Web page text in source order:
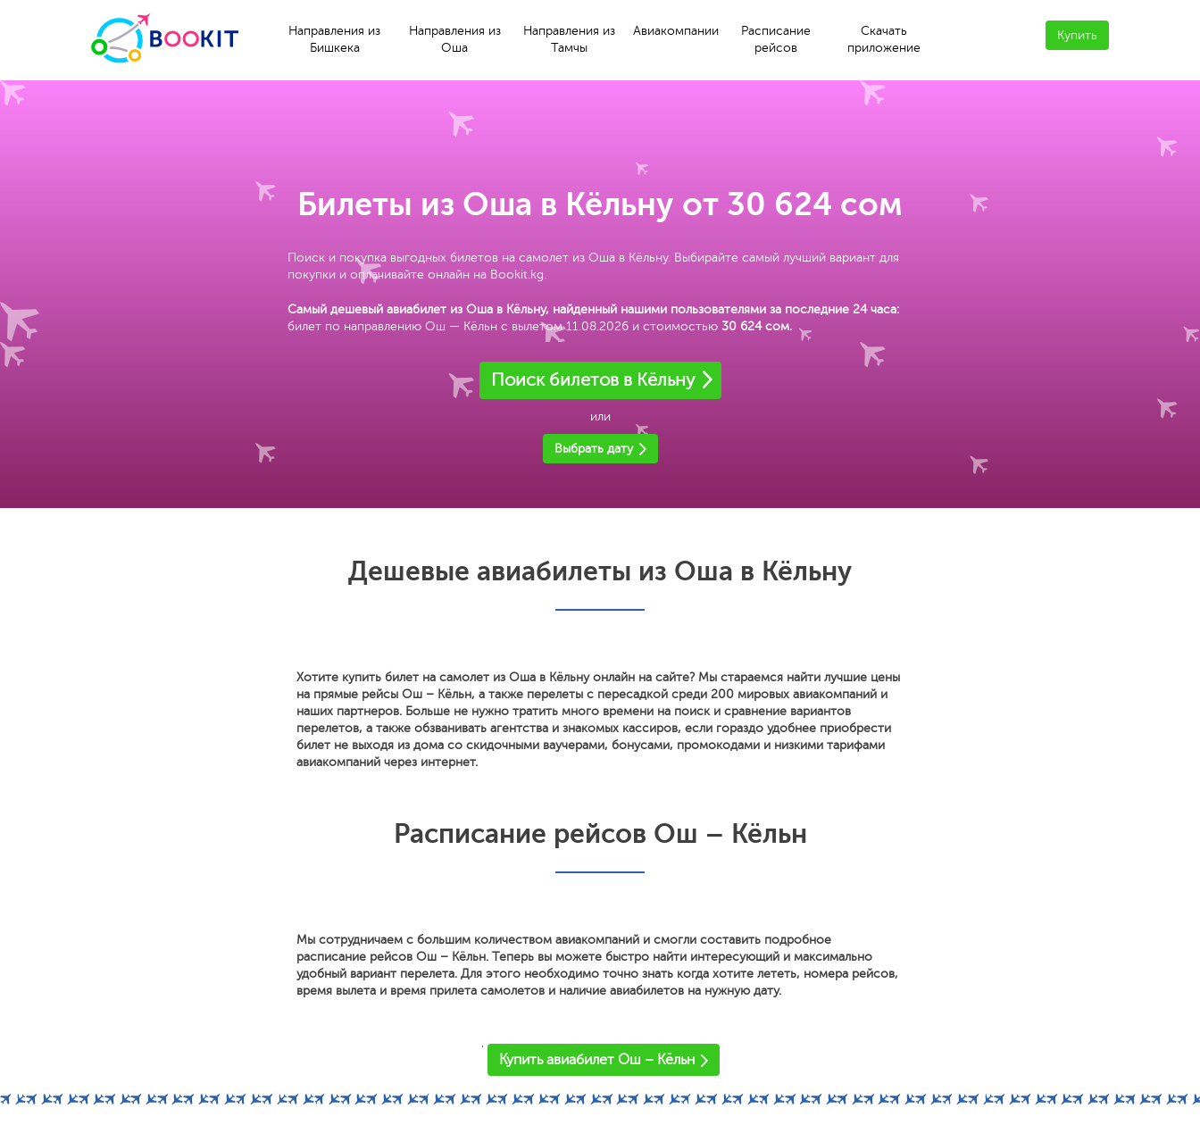
Направления из
Бишкека
Направления из
Оша
Направления из
Тамчы
Авиакомпании
Расписание
рейсов
Скачать
приложение
Купить
Билеты из Оша в Кёльну от 30 624 сом
Поиск и покупка выгодных билетов на самолет из Оша в Кёльну. Выбирайте самый лучший вариант для
покупки и оплачивайте онлайн на Bookit.kg.
Самый дешевый авиабилет из Оша в Кёльну, найденный нашими пользователями за последние 24 часа:
билет по направлению Ош — Кёльн с вылетом 11.08.2026 и стоимостью 30 624 сом.
Поиск билетов в Кёльну
или
Выбрать дату
Дешевые авиабилеты из Оша в Кёльну
Хотите купить билет на самолет из Оша в Кёльну онлайн на сайте? Мы стараемся найти лучшие цены
на прямые рейсы Ош – Кёльн, а также перелеты с пересадкой среди 200 мировых авиакомпаний и
наших партнеров. Больше не нужно тратить много времени на поиск и сравнение вариантов
перелетов, а также обзванивать агентства и знакомых кассиров, если гораздо удобнее приобрести
билет не выходя из дома со скидочными ваучерами, бонусами, промокодами и низкими тарифами
авиакомпаний через интернет.
Расписание рейсов Ош – Кёльн
Мы сотрудничаем с большим количеством авиакомпаний и смогли составить подробное
расписание рейсов Ош – Кёльн. Теперь вы можете быстро найти интересующий и максимально
удобный вариант перелета. Для этого необходимо точно знать когда хотите лететь, номера рейсов,
время вылета и время прилета самолетов и наличие авиабилетов на нужную дату.
'
Купить авиабилет Ош – Кёльн